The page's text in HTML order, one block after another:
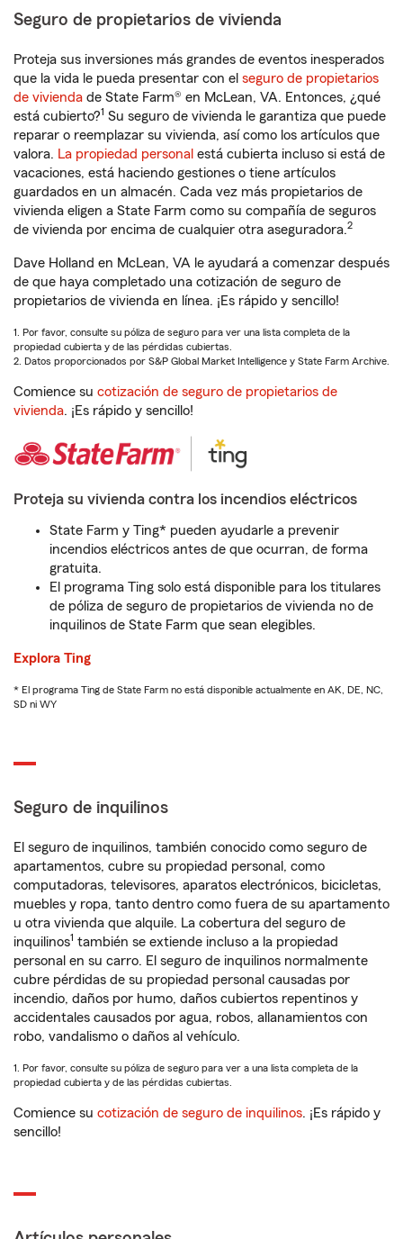
Seguro de propietarios de vivienda
Proteja sus inversiones más grandes de eventos inesperados
que la vida le pueda presentar con el seguro de propietarios
de vivienda de State Farm® en McLean, VA. Entonces, ¿qué
está cubierto?1 Su seguro de vivienda le garantiza que puede
reparar o reemplazar su vivienda, así como los artículos que
valora. La propiedad personal está cubierta incluso si está de
vacaciones, está haciendo gestiones o tiene artículos
guardados en un almacén. Cada vez más propietarios de
vivienda eligen a State Farm como su compañía de seguros
de vivienda por encima de cualquier otra aseguradora.2
Dave Holland en McLean, VA le ayudará a comenzar después
de que haya completado una cotización de seguro de
propietarios de vivienda en línea. ¡Es rápido y sencillo!
1. Por favor, consulte su póliza de seguro para ver una lista completa de la
propiedad cubierta y de las pérdidas cubiertas.
2. Datos proporcionados por S&P Global Market Intelligence y State Farm Archive.
Comience su cotización de seguro de propietarios de
vivienda. ¡Es rápido y sencillo!
Proteja su vivienda contra los incendios eléctricos
State Farm y Ting* pueden ayudarle a prevenir
incendios eléctricos antes de que ocurran, de forma
gratuita.
El programa Ting solo está disponible para los titulares
de póliza de seguro de propietarios de vivienda no de
inquilinos de State Farm que sean elegibles.
Explora Ting
* El programa Ting de State Farm no está disponible actualmente en AK, DE, NC,
SD ni WY
Seguro de inquilinos
El seguro de inquilinos, también conocido como seguro de
apartamentos, cubre su propiedad personal, como
computadoras, televisores, aparatos electrónicos, bicicletas,
muebles y ropa, tanto dentro como fuera de su apartamento
u otra vivienda que alquile. La cobertura del seguro de
inquilinos1 también se extiende incluso a la propiedad
personal en su carro. El seguro de inquilinos normalmente
cubre pérdidas de su propiedad personal causadas por
incendio, daños por humo, daños cubiertos repentinos y
accidentales causados por agua, robos, allanamientos con
robo, vandalismo o daños al vehículo.
1. Por favor, consulte su póliza de seguro para ver a una lista completa de la
propiedad cubierta y de las pérdidas cubiertas.
Comience su cotización de seguro de inquilinos. ¡Es rápido y
sencillo!